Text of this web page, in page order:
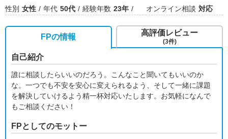
性別 女性 年代 50代 経験年数 23年 オンライン相談 対応
FPの情報
自己紹介
誰に相談したらいいのだろう。こんなこと聞いてもいいのか
な。一つでも不安を安心に変えられるよう、そして一緒に課題
を解決していけるよう精一杯対応いたします。お気軽になんで
もご相談ください！
FPとしてのモットー
高評価レビュー
(3件)